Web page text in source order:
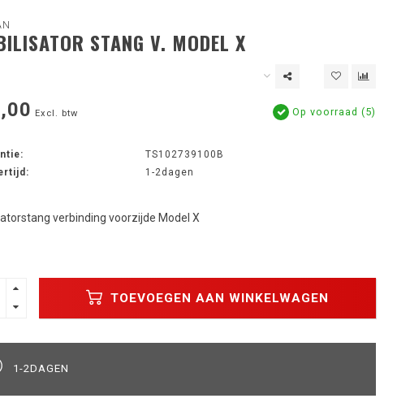
STANG V. MODEL X
Excl. btw Op voorraad (5)
TS102739100B
1-2dagen
verbinding voorzijde Model X
TOEVOEGEN AAN WINKELWAGEN
1-2DAGEN